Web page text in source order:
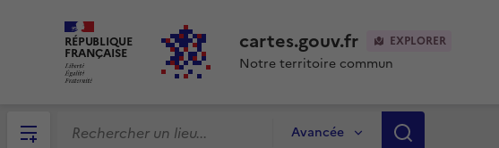
RÉPUBLIQUE
FRANÇAISE cartes.gouv.fr EXPLORER
Notre territoire commun
Avancée